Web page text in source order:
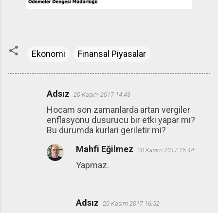
Ekonomi Finansal Piyasalar
Adsız 20 Kasım 2017 14:43
Hocam son zamanlarda artan vergiler
enflasyonu dusurucu bir etki yapar mi?
Bu durumda kurlari geriletir mi?
Mahfi Eğilmez 20 Kasım 2017 15:44
Yapmaz.
Adsız 20 Kasım 2017 16:52